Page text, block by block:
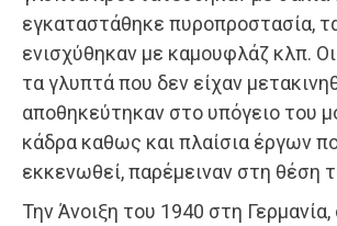
εγκαταστάθηκε πυροπροστασία,
ενισχύθηκαν με καμουφλάζ κλπ.
τα γλυπτά που δεν είχαν
αποθηκεύτηκαν στο υπόγειο του
κάδρα καθως και πλαίσια έργων
εκκενωθεί, παρέμειναν στη θέση
Την Άνοιξη του 1940 στη